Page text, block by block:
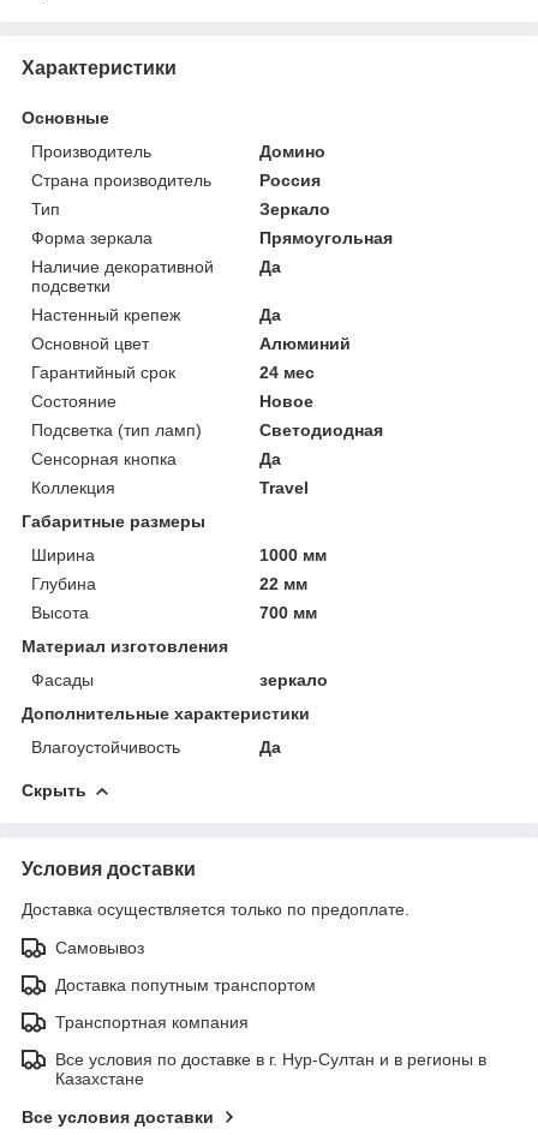
Характеристики
Основные
Производитель
Домино
Страна производитель
Россия
Тип
Зеркало
Форма зеркала
Прямоугольная
Наличие декоративной
подсветки
Да
Настенный крепеж
Да
Основной цвет
Алюминий
Гарантийный срок
24 мес
Состояние
Новое
Подсветка (тип ламп)
Светодиодная
Сенсорная кнопка
Да
Коллекция
Travel
Габаритные размеры
Ширина
1000 мм
Глубина
22 мм
Высота
700 мм
Материал изготовления
Фасады
зеркало
Дополнительные характеристики
Влагоустойчивость
Да
Скрыть
Условия доставки
Доставка осуществляется только по предоплате.
Самовывоз
Доставка попутным транспортом
Транспортная компания
Все условия по доставке в г. Нур-Султан и в регионы в
Казахстане
Все условия доставки